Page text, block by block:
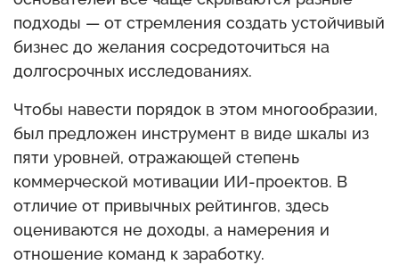
подходы — от стремления создать устойчивый
бизнес до желания сосредоточиться на
долгосрочных исследованиях.
Чтобы навести порядок в этом многообразии,
был предложен инструмент в виде шкалы из
пяти уровней, отражающей степень
коммерческой мотивации ИИ-проектов. В
отличие от привычных рейтингов, здесь
оцениваются не доходы, а намерения и
отношение команд к заработку.